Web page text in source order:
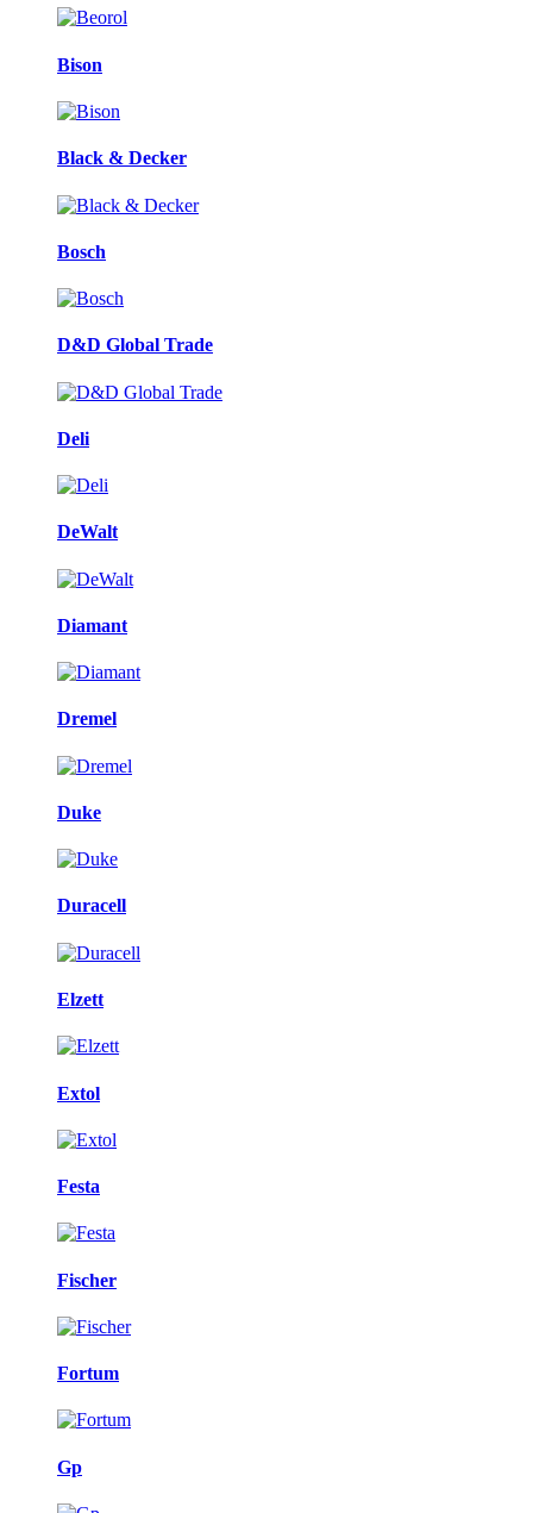
Bison
Black & Decker
Bosch
D&D Global Trade
Deli
DeWalt
Diamant
Dremel
Duke
Duracell
Elzett
Extol
Festa
Fischer
Fortum
Gp